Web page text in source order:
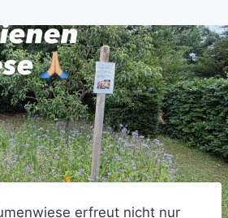
erfreut nicht nur